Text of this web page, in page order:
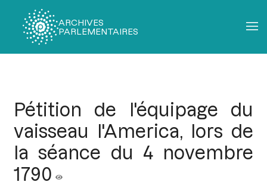
ARCHIVES
PARLEMENTAIRES
Pétition de l'équipage du
vaisseau l'America, lors de
la séance du 4 novembre
1790